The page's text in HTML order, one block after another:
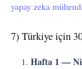
yapay zeka
7) Türkiye için
Hafta 1 —